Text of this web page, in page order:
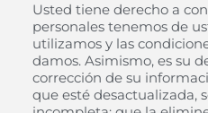
Usted tiene derecho a
personales tenemos de
utilizamos y las
damos. Asimismo, es su
corrección de su
que esté desactualizada,